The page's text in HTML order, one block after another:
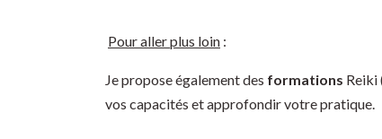
Pour aller plus loin :
Je propose également des formations Reiki
vos capacités et approfondir votre pratique.